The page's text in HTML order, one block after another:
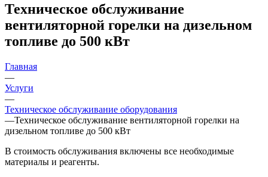
Техническое обслуживание
вентиляторной горелки на дизельном
топливе до 500 кВт
Главная
—
Услуги
—
Техническое обслуживание оборудования
—Техническое обслуживание вентиляторной горелки на
дизельном топливе до 500 кВт
В стоимость обслуживания включены все необходимые
материалы и реагенты.